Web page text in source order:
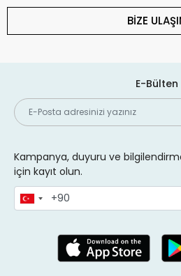
BİZE
E-Bülten
Kampanya, duyuru ve
için kayıt olun.